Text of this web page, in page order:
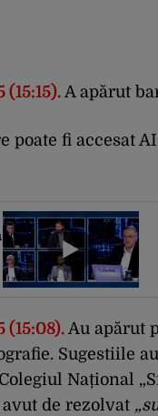
A apărut
poate fi accesat
(15:08). Au apărut
Sugestiile
Național
de rezolvat